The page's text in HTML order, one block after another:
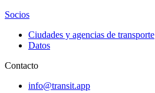
Socios
Ciudades y agencias de transporte
Datos
Contacto
info@transit.app